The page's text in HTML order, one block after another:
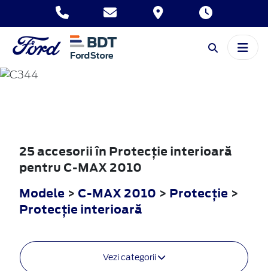
C-MAX
25 accesorii în Protecţie interioară
pentru C-MAX 2010
Modele > C-MAX 2010 > Protecţie >
Protecţie interioară
Vezi categorii